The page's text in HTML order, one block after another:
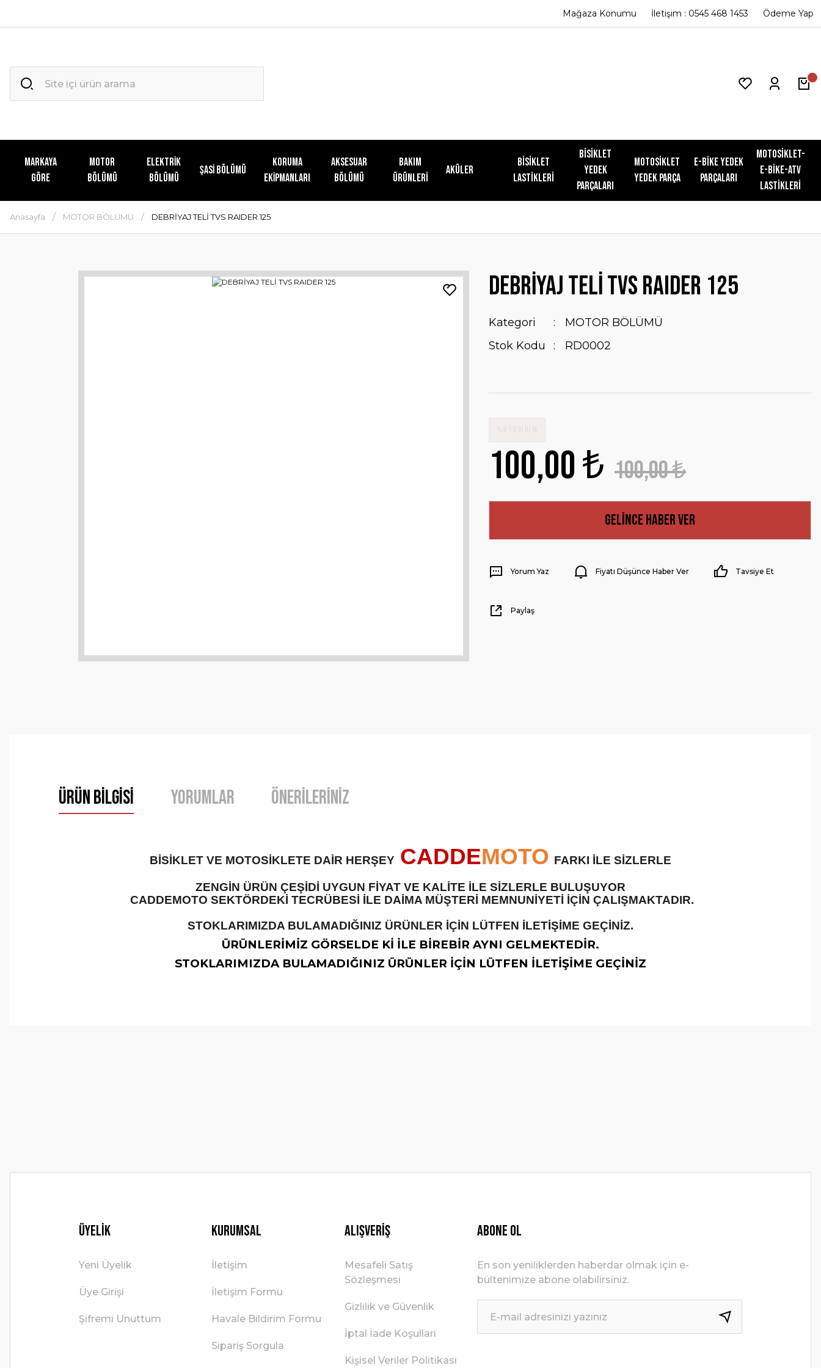
Mağaza Konumu İletişim : 0545 468 1453 Ödeme Yap
MARKAYA
GÖRE
MOTOR
BÖLÜMÜ
ELEKTRİK
BÖLÜMÜ
ŞASİ BÖLÜMÜ
KORUMA
EKİPMANLARI
AKSESUAR
BÖLÜMÜ
Bakım
Ürünleri
Aküler
Bisiklet
Lastikleri
Bisiklet
Yedek
Parçaları
Motosiklet
Yedek Parça
E-Bike Yedek
Parçaları
Motosiklet-
E-Bike-ATV
Lastikleri
Anasayfa MOTOR BÖLÜMÜ DEBRİYAJ TELİ TVS RAIDER 125
DEBRİYAJ TELİ TVS RAIDER 125
Kategori
MOTOR BÖLÜMÜ
Stok Kodu
RD0002
100,00 ₺ 100,00 ₺
Gelince Haber Ver
Yorum Yaz Fiyatı Düşünce Haber Ver Tavsiye Et
Paylaş
Ürün Bilgisi Yorumlar Önerileriniz
BİSİKLET VE MOTOSİKLETE DAİR HERŞEY CADDEMOTO FARKI İLE SİZLERLE
ZENGİN ÜRÜN ÇEŞİDİ UYGUN FİYAT VE KALİTE İLE SİZLERLE BULUŞUYOR
CADDEMOTO SEKTÖRDEKİ TECRÜBESİ İLE DAİMA MÜŞTERİ MEMNUNİYETİ İÇİN ÇALIŞMAKTADIR.
STOKLARIMIZDA BULAMADIĞINIZ ÜRÜNLER İÇİN LÜTFEN İLETİŞİME GEÇİNİZ.
ÜRÜNLERİMİZ GÖRSELDE Kİ İLE BİREBİR AYNI GELMEKTEDİR.
STOKLARIMIZDA BULAMADIĞINIZ ÜRÜNLER İÇİN LÜTFEN İLETİŞİME GEÇİNİZ
Üyelik
Yeni Üyelik
Üye Girişi
Şifremi Unuttum
Kurumsal
İletişim
İletişim Formu
Havale Bildirim Formu
Sipariş Sorgula
Alışveriş
Mesafeli Satış
Sözleşmesi
Gizlilik ve Güvenlik
İptal İade Koşullari
Kişisel Veriler Politikası
ABONE OL
En son yeniliklerden haberdar olmak için e-
bültenimize abone olabilirsiniz.